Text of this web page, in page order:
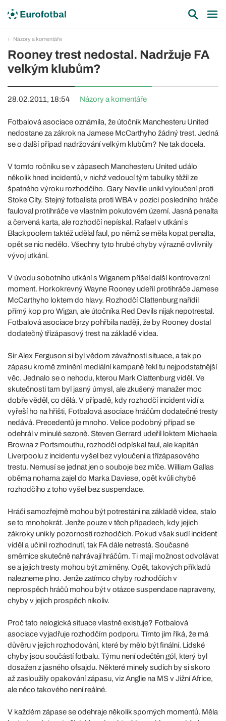
Názory a komentáře
Rooney trest nedostal. Nadržuje FA
velkým klubům?
28.02.2011, 18:54 Názory a komentáře
Fotbalová asociace oznámila, že útočník Manchesteru United
nedostane za zákrok na Jamese McCarthyho žádný trest. Jedná
se o další případ nadržování velkým klubům? Ne tak docela.
V tomto ročníku se v zápasech Manchesteru United událo
několik hned incidentů, v nichž vedoucí tým tabulky těžil ze
špatného výroku rozhodčího. Gary Neville unikl vyloučení proti
Stoke City. Stejný fotbalista proti WBA v pozici posledního hráče
fauloval protihráče ve vlastním pokutovém území. Jasná penalta
a červená karta, ale rozhodčí nepískal. Rafael v utkání s
Blackpoolem taktéž udělal faul, po němž se měla kopat penalta,
opět se nic nedělo. Všechny tyto hrubé chyby výrazně ovlivnily
vývoj utkání.
V úvodu sobotního utkání s Wiganem přišel další kontroverzní
moment. Horkokrevný Wayne Rooney udeřil protihráče Jamese
McCarthyho loktem do hlavy. Rozhodčí Clattenburg nařídil
přímý kop pro Wigan, ale útočníka Red Devils nijak nepotrestal.
Fotbalová asociace brzy pohřbila naději, že by Rooney dostal
dodatečný třízápasový trest na základě videa.
Sir Alex Ferguson si byl vědom závažnosti situace, a tak po
zápasu kromě zmínění mediální kampaně řekl tu nejpodstatnější
věc. Jednalo se o nehodu, kterou Mark Clattenburg viděl. Ve
skutečnosti tam byl jasný úmysl, ale zkušený manažer moc
dobře věděl, co dělá. V případě, kdy rozhodčí incident vidí a
vyřeší ho na hřišti, Fotbalová asociace hráčům dodatečné tresty
nedává. Precedentů je mnoho. Velice podobný případ se
odehrál v minulé sezoně. Steven Gerrard udeřil loktem Michaela
Browna z Portsmouthu, rozhodčí odpískal faul, ale kapitán
Liverpoolu z incidentu vyšel bez vyloučení a třízápasového
trestu. Nemusí se jednat jen o souboje bez míče. William Gallas
oběma nohama zajel do Marka Daviese, opět kvůli chybě
rozhodčího z toho vyšel bez suspendace.
Hráči samozřejmě mohou být potrestáni na základě videa, stalo
se to mnohokrát. Jenže pouze v těch případech, kdy jejich
zákroky unikly pozornosti rozhodčích. Pokud však sudí incident
viděl a učinil rozhodnutí, tak FA dále netrestá. Současné
směrnice skutečně nahrávají hráčům. Ti mají možnost odvolávat
se a jejich tresty mohou být zmírněny. Opět, takových příkladů
nalezneme plno. Jenže zatímco chyby rozhodčích v
neprospěch hráčů mohou být v otázce suspendace napraveny,
chyby v jejich prospěch nikoliv.
Proč tato nelogická situace vlastně existuje? Fotbalová
asociace vyjadřuje rozhodčím podporu. Tímto jim říká, že má
důvěru v jejich rozhodování, které by mělo být finální. Lidské
chyby jsou součástí fotbalu. Týmu není odečtěn gól, který byl
dosažen z jasného ofsajdu. Některé minely sudích by si skoro
až zasloužily opakování zápasu, viz Anglie na MS v Jižní Africe,
ale něco takového není reálné.
V každém zápase se odehraje několik sporných momentů. Měla